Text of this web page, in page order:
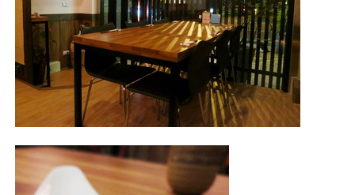
餐桌週記
享樂隨手拍
照相簿
影音區
創意出版服務
歷史區